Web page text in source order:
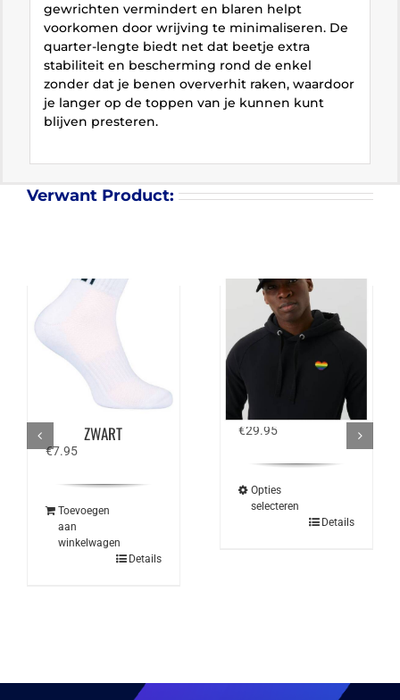
gewrichten vermindert en blaren helpt
voorkomen door wrijving te minimaliseren. De
quarter-lengte biedt net dat beetje extra
stabiliteit en bescherming rond de enkel
zonder dat je benen oververhit raken, waardoor
je langer op de toppen van je kunnen kunt
blijven presteren.
Verwant Product:
VICTOR SUMMER
SOX UNI 09 – WIT /
ZWART
€7.95
Toevoegen
aan
winkelwagen
Details
BJÖRN BORG CAP
€29.95
Opties
selecteren
Dit
productpagina
Details